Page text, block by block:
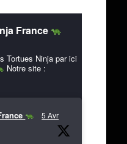
France
Tortues Ninja par ici
Notre site :
5 Avr